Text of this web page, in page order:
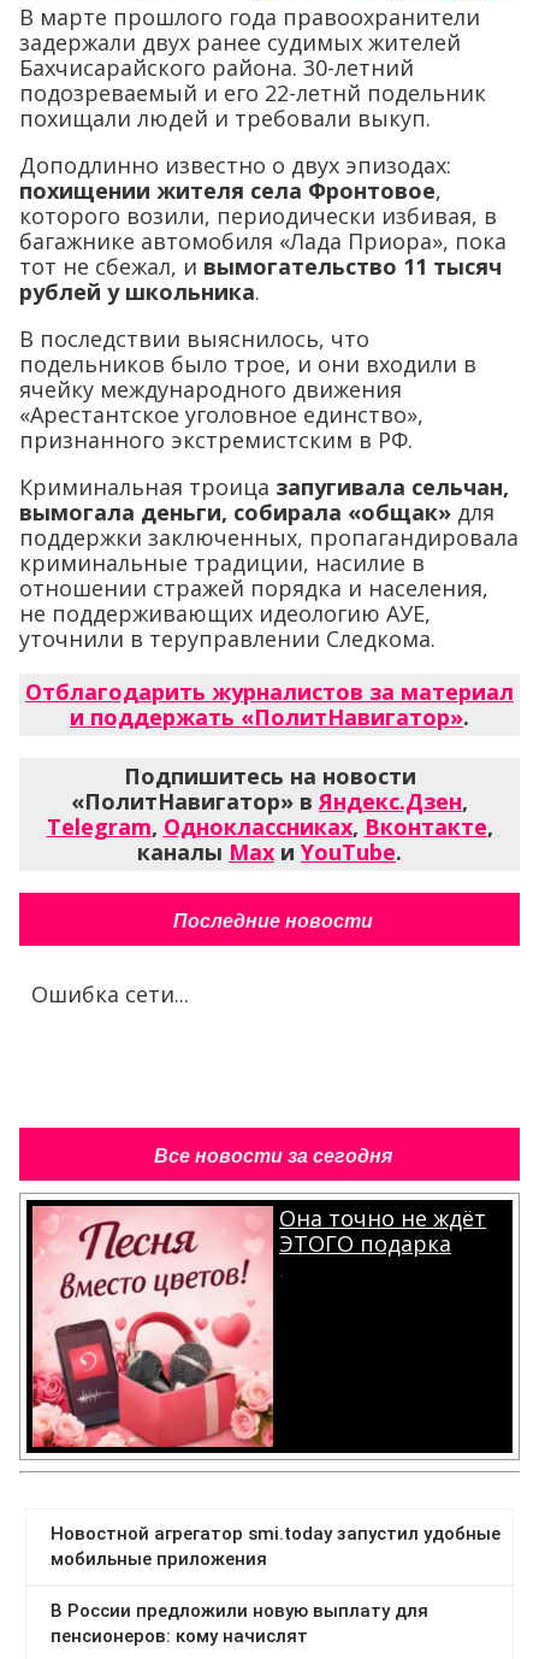
В марте прошлого года правоохранители
задержали двух ранее судимых жителей
Бахчисарайского района. 30-летний
подозреваемый и его 22-летнй подельник
похищали людей и требовали выкуп.
Доподлинно известно о двух эпизодах:
похищении жителя села Фронтовое,
которого возили, периодически избивая, в
багажнике автомобиля «Лада Приора», пока
тот не сбежал, и вымогательство 11 тысяч
рублей у школьника.
В последствии выяснилось, что
подельников было трое, и они входили в
ячейку международного движения
«Арестантское уголовное единство»,
признанного экстремистским в РФ.
Криминальная троица запугивала сельчан,
вымогала деньги, собирала «общак» для
поддержки заключенных, пропагандировала
криминальные традиции, насилие в
отношении стражей порядка и населения,
не поддерживающих идеологию АУЕ,
уточнили в теруправлении Следкома.
Отблагодарить журналистов за материал
и поддержать «ПолитНавигатор».
Подпишитесь на новости
«ПолитНавигатор» вЯндекс.Дзен,
Telegram, Одноклассниках, Вконтакте,
каналы Max и YouTube.
Последние новости
Ошибка сети...
Все новости за сегодня
Она точно не ждёт
ЭТОГО подарка
.